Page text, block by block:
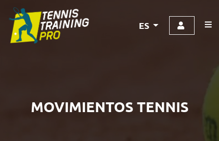
ES
MOVIMIENTOS TENNIS